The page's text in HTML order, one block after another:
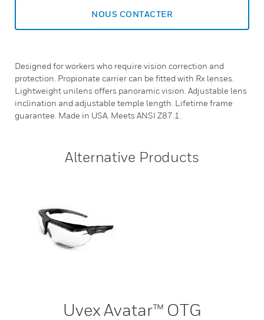
NOUS CONTACTER
Designed for workers who require vision correction and
protection. Propionate carrier can be fitted with Rx lenses.
Lightweight unilens offers panoramic vision. Adjustable lens
inclination and adjustable temple length. Lifetime frame
guarantee. Made in USA. Meets ANSI Z87.1.
Alternative Products
Uvex Avatar™ OTG